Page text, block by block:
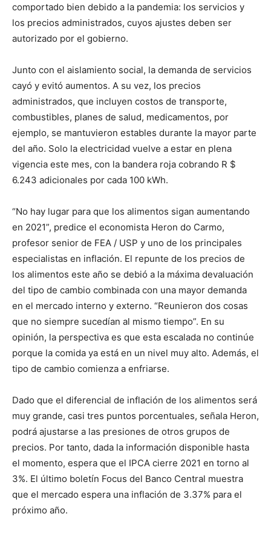
comportado bien debido a la pandemia: los servicios y
los precios administrados, cuyos ajustes deben ser
autorizado por el gobierno.
Junto con el aislamiento social, la demanda de servicios
cayó y evitó aumentos. A su vez, los precios
administrados, que incluyen costos de transporte,
combustibles, planes de salud, medicamentos, por
ejemplo, se mantuvieron estables durante la mayor parte
del año. Solo la electricidad vuelve a estar en plena
vigencia este mes, con la bandera roja cobrando R $
6.243 adicionales por cada 100 kWh.
“No hay lugar para que los alimentos sigan aumentando
en 2021”, predice el economista Heron do Carmo,
profesor senior de FEA / USP y uno de los principales
especialistas en inflación. El repunte de los precios de
los alimentos este año se debió a la máxima devaluación
del tipo de cambio combinada con una mayor demanda
en el mercado interno y externo. “Reunieron dos cosas
que no siempre sucedían al mismo tiempo”. En su
opinión, la perspectiva es que esta escalada no continúe
porque la comida ya está en un nivel muy alto. Además, el
tipo de cambio comienza a enfriarse.
Dado que el diferencial de inflación de los alimentos será
muy grande, casi tres puntos porcentuales, señala Heron,
podrá ajustarse a las presiones de otros grupos de
precios. Por tanto, dada la información disponible hasta
el momento, espera que el IPCA cierre 2021 en torno al
3%. El último boletín Focus del Banco Central muestra
que el mercado espera una inflación de 3.37% para el
próximo año.